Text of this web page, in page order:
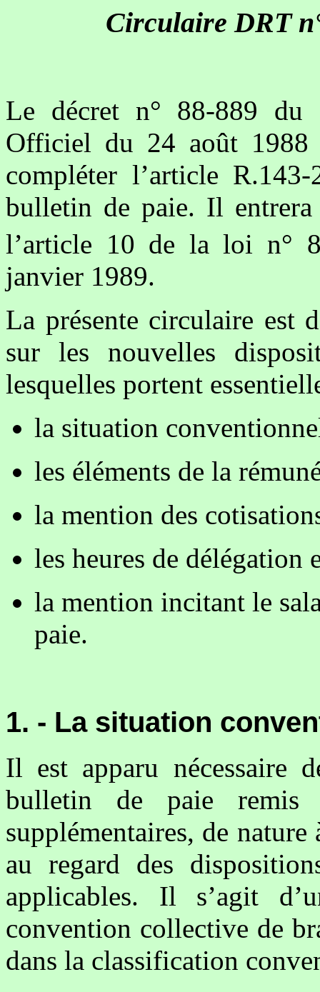
Circulaire DRT
Le décret n° 88-889 du
Officiel du 24 août
compléter l’article
bulletin de paie. Il
l’article 10 de la loi n°
janvier 1989.
La présente circulaire est
sur les nouvelles
lesquelles portent
la situation
les éléments de la
la mention des
les heures de délégation
la mention incitant le
paie.
1. - La situation
Il est apparu nécessaire
bulletin de paie remis
supplémentaires, de
au regard des
applicables. Il s’agit
convention collective de
dans la classification